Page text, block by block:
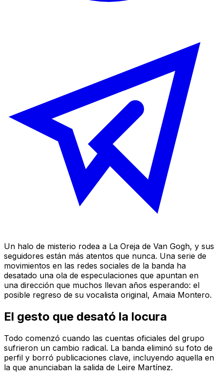
Un halo de misterio rodea a La Oreja de Van Gogh, y sus
seguidores están más atentos que nunca. Una serie de
movimientos en las redes sociales de la banda ha
desatado una ola de especulaciones que apuntan en
una dirección que muchos llevan años esperando: el
posible regreso de su vocalista original, Amaia Montero.
El gesto que desató la locura
Todo comenzó cuando las cuentas oficiales del grupo
sufrieron un cambio radical. La banda eliminó su foto de
perfil y borró publicaciones clave, incluyendo aquella en
la que anunciaban la salida de Leire Martínez.